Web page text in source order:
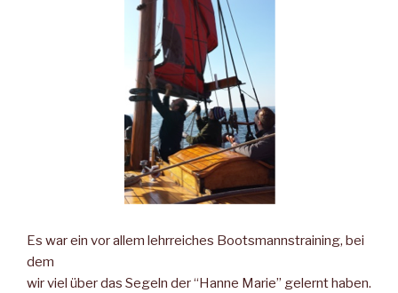
Es war ein vor allem lehrreiches Bootsmannstraining, bei
dem
wir viel über das Segeln der “Hanne Marie” gelernt haben.